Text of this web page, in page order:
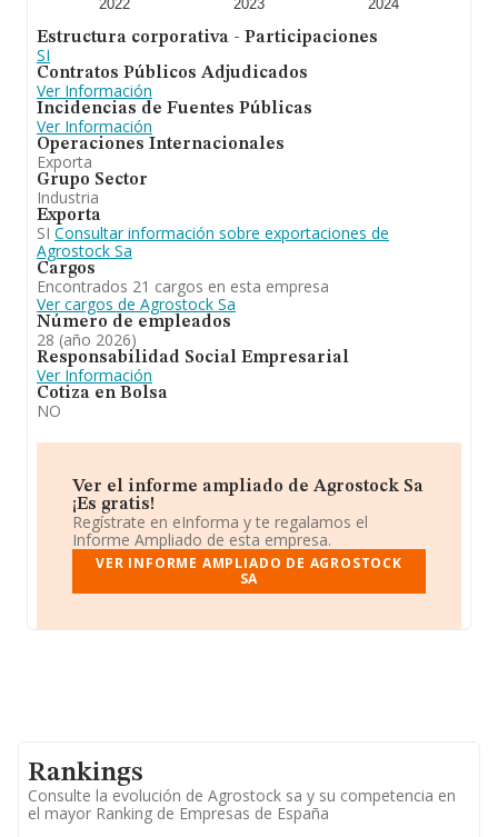
2022 2023 2024
Estructura corporativa - Participaciones
SI
Contratos Públicos Adjudicados
Ver Información
Incidencias de Fuentes Públicas
Ver Información
Operaciones Internacionales
Exporta
Grupo Sector
Industria
Exporta
SI Consultar información sobre exportaciones de
Agrostock Sa
Cargos
Encontrados 21 cargos en esta empresa
Ver cargos de Agrostock Sa
Número de empleados
28 (año 2026)
Responsabilidad Social Empresarial
Ver Información
Cotiza en Bolsa
NO
Ver el informe ampliado de Agrostock Sa
¡Es gratis!
Regístrate en eInforma y te regalamos el
Informe Ampliado de esta empresa.
VER INFORME AMPLIADO DE AGROSTOCK
SA
Rankings
Consulte la evolución de Agrostock sa y su competencia en
el mayor Ranking de Empresas de España